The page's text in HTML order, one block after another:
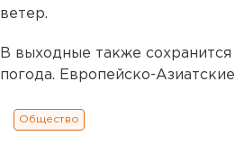
ветер.
В выходные также сохранится
погода. Европейско-
Общество